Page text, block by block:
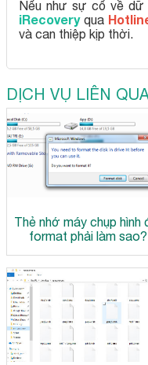
Nếu như sự cố về dữ
iRecoveryqua
và can thiệp kịp thời.
DỊCH VỤ LIÊN
Thẻ nhớ máy chụp hình
format phải làm sao?